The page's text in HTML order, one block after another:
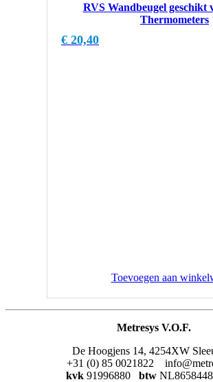
RVS Wandbeugel geschikt
Thermometers
€ 20,40
Toevoegen aan
Metresys V.O.F.
De Hoogjens 14, 4254XW
+31 (0) 85 0021822
kvk 91996880 btw